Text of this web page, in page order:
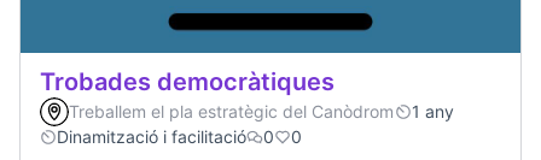
Trobades democràtiques
Treballem el pla estratègic del Canòdrom
1 any
Dinamització i facilitació
0 0